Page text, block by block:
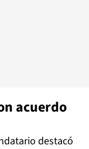
acuerdo
destacó